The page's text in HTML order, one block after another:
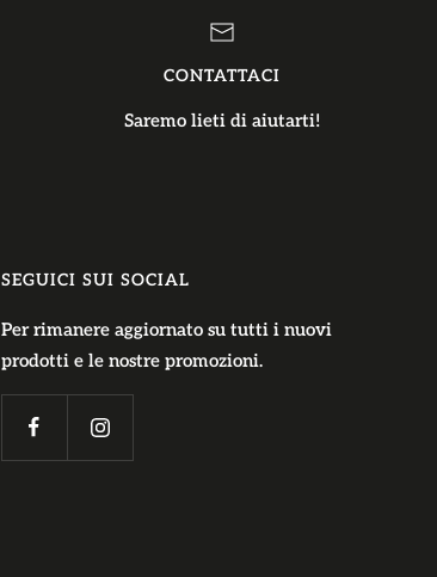
CONTATTACI
Saremo lieti di aiutarti!
SEGUICI SUI SOCIAL
Per rimanere aggiornato su tutti i nuovi
prodotti e le nostre promozioni.